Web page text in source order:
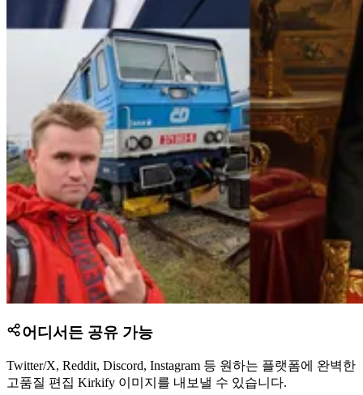
어디서든 공유 가능
Twitter/X, Reddit, Discord, Instagram 등 원하는 플랫폼에 완벽한
고품질 편집 Kirkify 이미지를 내보낼 수 있습니다.